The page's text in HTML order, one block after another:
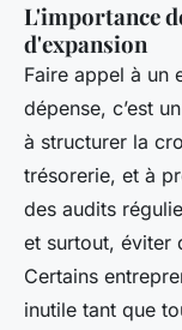
L'importance
d'expansion
Faire appel à un
dépense, c’est
à structurer la
trésorerie, et à
des audits
et surtout, éviter
Certains
inutile tant que